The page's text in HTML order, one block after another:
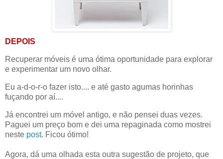
DEPOIS
Recuperar móveis é uma ótima oportunidade para explorar
e experimentar um novo olhar.
Eu a-d-o-r-o fazer isto.... e até gasto agumas horinhas
fuçando por aí....
Já encontrei um móvel antigo, e não pensei duas vezes.
Paguei um preço bom e dei uma repaginada como mostrei
neste post. Ficou ótimo!
Agora, dá uma olhada esta outra sugestão de projeto, que